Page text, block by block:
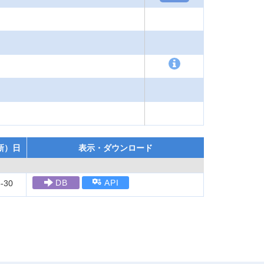
）日 表示・ダウンロード
30 DB API